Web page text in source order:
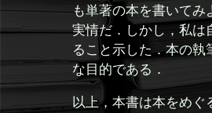
も単著の本を書いてみ
実情だ．しかし，私は
ること示した．本の
な目的である．
以上，本書は本をめ